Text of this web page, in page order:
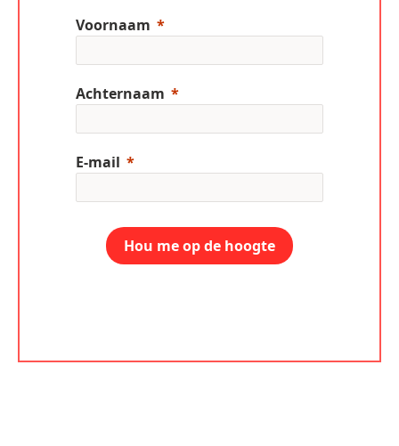
Voornaam
Achternaam
E-mail
Hou me op de hoogte